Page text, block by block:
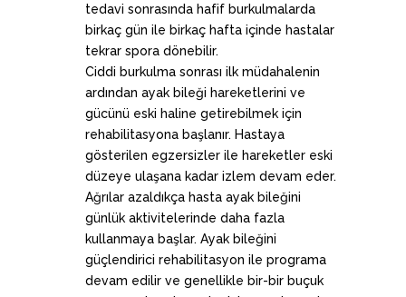
tedavi sonrasında hafif burkulmalarda
birkaç gün ile birkaç hafta içinde hastalar
tekrar spora dönebilir.
Ciddi burkulma sonrası ilk müdahalenin
ardından ayak bileği hareketlerini ve
gücünü eski haline getirebilmek için
rehabilitasyona başlanır. Hastaya
gösterilen egzersizler ile hareketler eski
düzeye ulaşana kadar izlem devam eder.
Ağrılar azaldıkça hasta ayak bileğini
günlük aktivitelerinde daha fazla
kullanmaya başlar. Ayak bileğini
güçlendirici rehabilitasyon ile programa
devam edilir ve genellikle bir-bir buçuk